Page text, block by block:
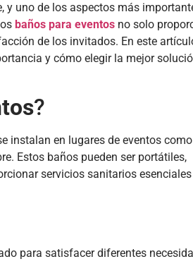
y uno de los aspectos más
baños para eventosno solo
de los invitados. En este
y cómo elegir la mejor
?
instalan en lugares de eventos como
Estos baños pueden ser portátiles,
servicios sanitarios esenciales
para satisfacer diferentes